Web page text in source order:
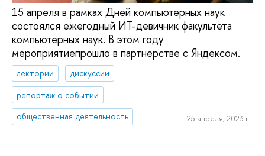
15 апреля в рамках Дней компьютерных наук
состоялся ежегодный ИТ-девичник факультета
компьютерных наук. В этом году
мероприятиепрошло в партнерстве с Яндексом.
лектории
дискуссии
репортаж о событии
общественная деятельность
25 апреля, 2023 г.